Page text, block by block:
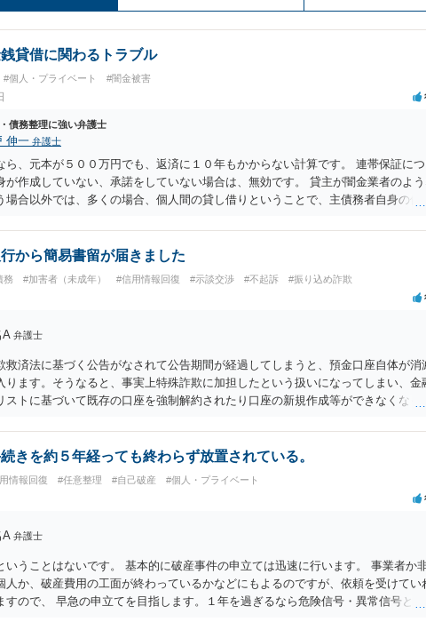
貸借に関わるトラブル
#個人・プライベート #闇金被害
債務整理に強い弁護士
伸一 弁護士
ら、元本が５００万円でも、返済に１０年もかからない計算です。 連帯保証に
が作成していない、承諾をしていない場合は、無効です。 貸主が闇金業者のよ
場合以外では、多くの場合、個人間の貸し借りということで、主債務者自身の債
金額の返済ができなければ、裁判所を利用した債務整理をされることをおすすめ
から簡易書留が届きました
務 #加害者（未成年） #信用情報回復 #示談交渉 #不起訴 #振り込め詐欺
A 弁護士
救済法に基づく公告がなされて公告期間が経過してしまうと、預金口座自体が消
ります。そうなると、事実上特殊詐欺に加担したという扱いになってしまい、金
ストに基づいて既存の口座を強制解約されたり口座の新規作成等ができなくなっ
対応しなければならないでしょう。費用の問題は確かにありますが、費用面を理
をこまねいていると、まともな社会生活を送ることが難しくなってしまいますの
ラスへ直接代理援助を申し込む（弁護士を紹介してもらう等）ことを強くお勧め
等に関与したのであれば、警察への自首等も考えた方がよい場合があります。こ
へ相談した方がよいでしょう。
きを約５年経っても終わらず放置されている。
情報回復 #任意整理 #自己破産 #個人・プライベート
A 弁護士
いうことはないです。 基本的に破産事件の申立ては迅速に行います。 事業者か
人か、破産費用の工面が終わっているかなどにもよるのですが、依頼を受けてい
すので、 早急の申立てを目指します。１年を過ぎるなら危険信号・異常信号と